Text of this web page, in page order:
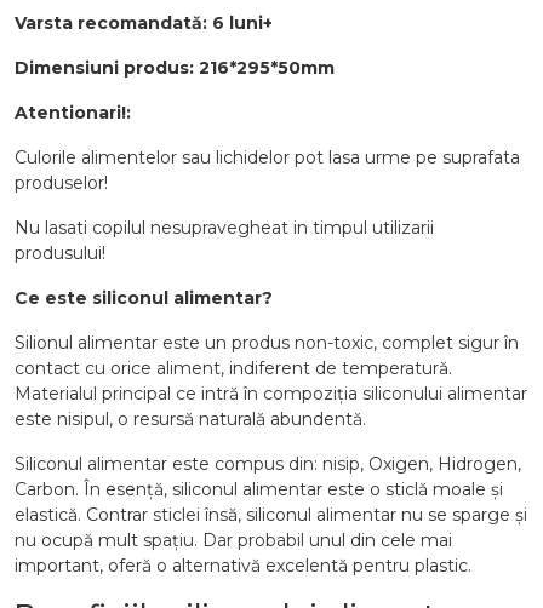
Varsta recomandată: 6 luni+
Dimensiuni produs: 216*295*50mm
Atentionari!:
Culorile alimentelor sau lichidelor pot lasa urme pe suprafata
produselor!
Nu lasati copilul nesupravegheat in timpul utilizarii
produsului!
Ce este siliconul alimentar?
Silionul alimentar este un produs non-toxic, complet sigur în
contact cu orice aliment, indiferent de temperatură.
Materialul principal ce intră în compoziția siliconului alimentar
este nisipul, o resursă naturală abundentă.
Siliconul alimentar este compus din: nisip, Oxigen, Hidrogen,
Carbon. În esență, siliconul alimentar este o sticlă moale și
elastică. Contrar sticlei însă, siliconul alimentar nu se sparge și
nu ocupă mult spațiu. Dar probabil unul din cele mai
important, oferă o alternativă excelentă pentru plastic.